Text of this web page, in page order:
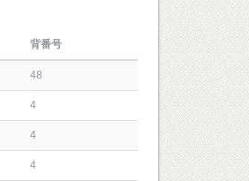
背番号
48
4
4
4